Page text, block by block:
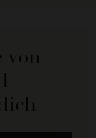
von